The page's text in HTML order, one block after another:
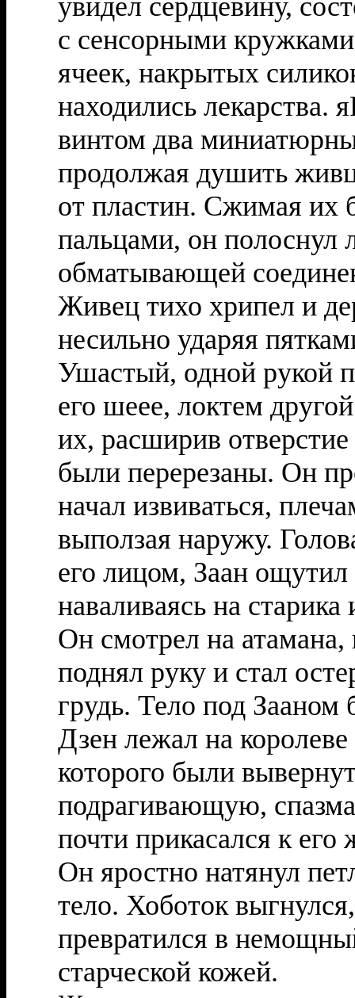
увидел сердцевину,
с сенсорными
ячеек, накрытых
находились лекарства.
винтом два
продолжая душить
от пластин. Сжимая их
пальцами, он полоснул
обматывающей
Живец тихо хрипел и
несильно ударяя
Ушастый, одной рукой
его шеее, локтем
их, расширив
были перерезаны. Он
начал извиваться,
выползая наружу.
его лицом, Заан
наваливаясь на старика
Он смотрел на атамана,
поднял руку и стал
грудь. Тело под
Дзен лежал на
которого были
подрагивающую,
почти прикасался к его
Он яростно натянул
тело. Хоботок
превратился в
старческой кожей.